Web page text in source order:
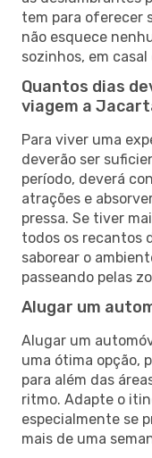
tem para oferecer
não esquece
sozinhos, em
Quantos dias
viagem a
Para viver uma
deverão ser
período, deverá
atrações e
pressa. Se tiver
todos os recantos
saborear o
passeando pelas
Alugar um
Alugar um
uma ótima opção,
para além das
ritmo. Adapte o
especialmente se
mais de uma